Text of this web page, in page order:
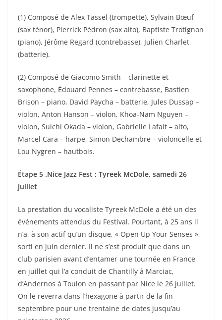
(1) Composé de Alex Tassel (trompette), Sylvain Bœuf
(sax ténor), Pierrick Pédron (sax alto), Baptiste Trotignon
(piano), Jérôme Regard (contrebasse), Julien Charlet
(batterie).
(2) Composé de Giacomo Smith – clarinette et
saxophone, Édouard Pennes – contrebasse, Bastien
Brison – piano, David Paycha – batterie, Jules Dussap –
violon, Anton Hanson – violon, Khoa-Nam Nguyen –
violon, Suichi Okada – violon, Gabrielle Lafait – alto,
Marcel Cara – harpe, Simon Dechambre – violoncelle et
Lou Nygren – hautbois.
Étape 5 .Nice Jazz Fest : Tyreek McDole, samedi 26
juillet
La prestation du vocaliste Tyreek McDole a été un des
événements attendus du Festival. Pourtant, à 25 ans il
n’a, à son actif qu’un disque, « Open Up Your Senses »,
sorti en juin dernier. Il ne s’est produit que dans un
club parisien avant d’entamer une tournée en France
en juillet qui l’a conduit de Chantilly à Marciac,
d’Andernos à Toulon en passant par Nice le 26 juillet.
On le reverra dans l’hexagone à partir de la fin
septembre pour une trentaine de dates jusqu’au